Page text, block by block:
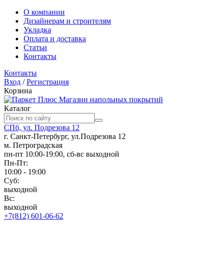
О компании
Дизайнерам и строителям
Укладка
Оплата и доставка
Статьи
Контакты
Контакты
Вход /Регистрация
Корзина
Магазин напольных покрытий
Каталог
СПб, ул. Подрезова 12
г. Санкт-Петербург, ул.Подрезова 12
м. Петроградская
пн-пт 10:00-19:00, сб-вс выходной
Пн-Пт:
10:00 - 19:00
Суб:
выходной
Вс:
выходной
+7(812) 601-06-62